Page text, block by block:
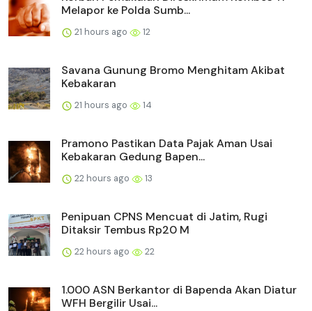
Melapor ke Polda Sumb...
21 hours ago 12
Savana Gunung Bromo Menghitam Akibat
Kebakaran
21 hours ago 14
Pramono Pastikan Data Pajak Aman Usai
Kebakaran Gedung Bapen...
22 hours ago 13
Penipuan CPNS Mencuat di Jatim, Rugi
Ditaksir Tembus Rp20 M
22 hours ago 22
1.000 ASN Berkantor di Bapenda Akan Diatur
WFH Bergilir Usai...